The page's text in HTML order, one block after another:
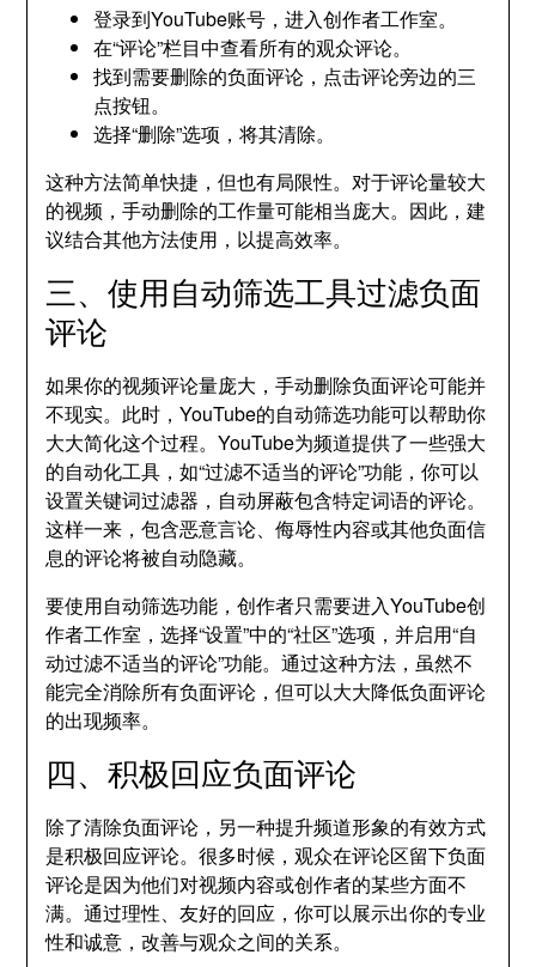
登录到YouTube账号，进入创作者工作室。
在“评论”栏目中查看所有的观众评论。
找到需要删除的负面评论，点击评论旁边的三
点按钮。
选择“删除”选项，将其清除。
这种方法简单快捷，但也有局限性。对于评论量较大
的视频，手动删除的工作量可能相当庞大。因此，建
议结合其他方法使用，以提高效率。
三、使用自动筛选工具过滤负面
评论
如果你的视频评论量庞大，手动删除负面评论可能并
不现实。此时，YouTube的自动筛选功能可以帮助你
大大简化这个过程。YouTube为频道提供了一些强大
的自动化工具，如“过滤不适当的评论”功能，你可以
设置关键词过滤器，自动屏蔽包含特定词语的评论。
这样一来，包含恶意言论、侮辱性内容或其他负面信
息的评论将被自动隐藏。
要使用自动筛选功能，创作者只需要进入YouTube创
作者工作室，选择“设置”中的“社区”选项，并启用“自
动过滤不适当的评论”功能。通过这种方法，虽然不
能完全消除所有负面评论，但可以大大降低负面评论
的出现频率。
四、积极回应负面评论
除了清除负面评论，另一种提升频道形象的有效方式
是积极回应评论。很多时候，观众在评论区留下负面
评论是因为他们对视频内容或创作者的某些方面不
满。通过理性、友好的回应，你可以展示出你的专业
性和诚意，改善与观众之间的关系。